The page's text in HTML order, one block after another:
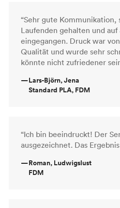
“Sehr gute Kommunikation,
Laufenden gehalten und auf
eingegangen. Druck war
Qualität und wurde sehr
könnte nicht zufriedener
—Lars-Björn, Jena
Standard PLA, FDM
“Ich bin beeindruckt! Der
ausgezeichnet. Das
—Roman, Ludwigslust
FDM